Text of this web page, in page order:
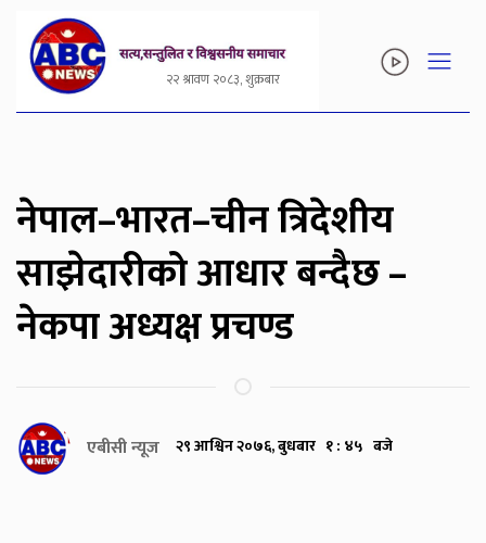
२२ श्रावण २०८३, शुक्रबार
नेपाल–भारत–चीन त्रिदेशीय
साझेदारीको आधार बन्दैछ –
नेकपा अध्यक्ष प्रचण्ड
एबीसी न्यूज २९ आश्विन २०७६, बुधबार १ : ४५ बजे